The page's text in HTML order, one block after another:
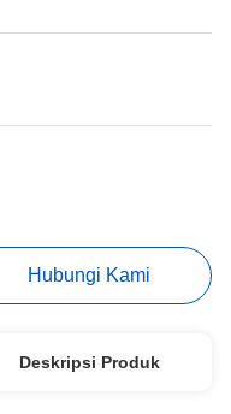
Hubungi Kami
Deskripsi Produk